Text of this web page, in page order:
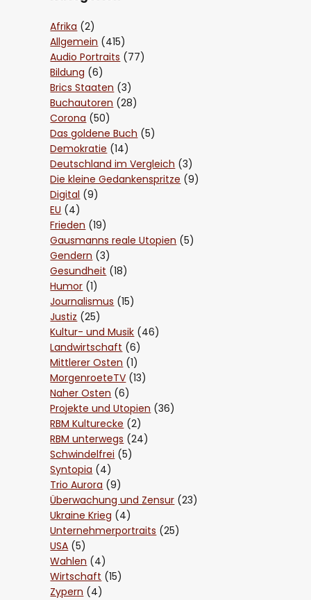
Afrika (2)
Allgemein (415)
Audio Portraits (77)
Bildung (6)
Brics Staaten (3)
Buchautoren (28)
Corona (50)
Das goldene Buch (5)
Demokratie (14)
Deutschland im Vergleich (3)
Die kleine Gedankenspritze (9)
Digital (9)
EU (4)
Frieden (19)
Gausmanns reale Utopien (5)
Gendern (3)
Gesundheit (18)
Humor (1)
Journalismus (15)
Justiz (25)
Kultur- und Musik (46)
Landwirtschaft (6)
Mittlerer Osten (1)
MorgenroeteTV (13)
Naher Osten (6)
Projekte und Utopien (36)
RBM Kulturecke (2)
RBM unterwegs (24)
Schwindelfrei (5)
Syntopia (4)
Trio Aurora (9)
Überwachung und Zensur (23)
Ukraine Krieg (4)
Unternehmerportraits (25)
USA (5)
Wahlen (4)
Wirtschaft (15)
Zypern (4)